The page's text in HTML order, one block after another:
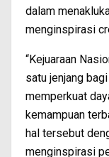
dalam
menginspirasi
“Kejuaraan
satu jenjang
memperkuat
kemampuan
hal tersebut
menginspirasi